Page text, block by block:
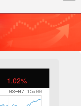
1.02%